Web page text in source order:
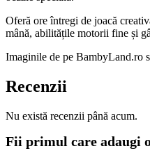
Oferă ore întregi de joacă
mână, abilitățile motorii fine și
Imaginile de pe BambyLand.ro
Recenzii
Nu există recenzii până acum.
Fii primul care adaugi